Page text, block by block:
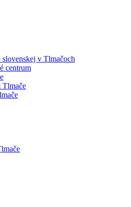
v Tlmačoch
centrum
Tlmače